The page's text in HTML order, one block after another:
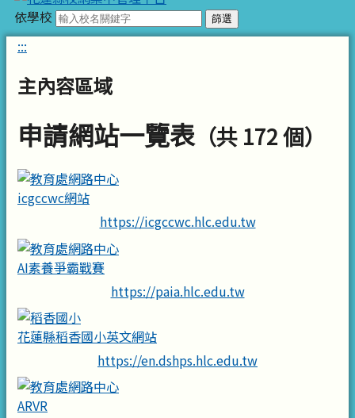
依學校 篩選
:::
主內容區域
申請網站一覽表（共 172 個）
icgccwc網站
https://icgccwc.hlc.edu.tw
AI素養爭霸戰賽
https://paia.hlc.edu.tw
花蓮縣稻香國小英文網站
https://en.dshps.hlc.edu.tw
ARVR